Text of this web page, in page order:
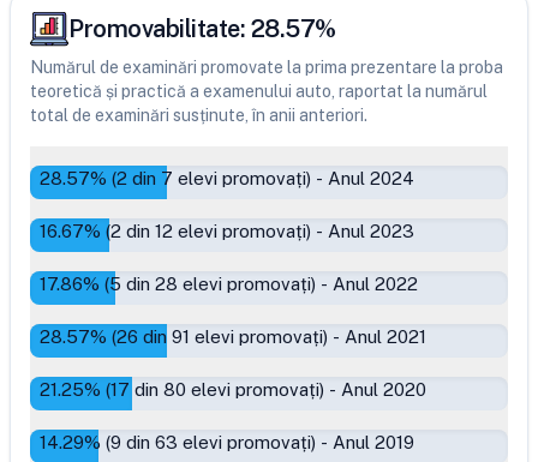
Promovabilitate: 28.57%
Numărul de examinări promovate la prima prezentare la proba
teoretică și practică a examenului auto, raportat la numărul
total de examinări susținute, în anii anteriori.
28.57% (2 din 7 elevi promovați) - Anul 2024
16.67% (2 din 12 elevi promovați) - Anul 2023
17.86% (5 din 28 elevi promovați) - Anul 2022
28.57% (26 din 91 elevi promovați) - Anul 2021
21.25% (17 din 80 elevi promovați) - Anul 2020
14.29% (9 din 63 elevi promovați) - Anul 2019